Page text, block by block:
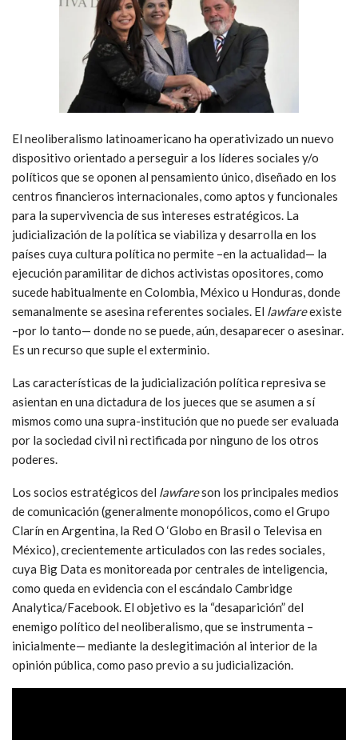
El neoliberalismo latinoamericano ha operativizado un nuevo
dispositivo orientado a perseguir a los líderes sociales y/o
políticos que se oponen al pensamiento único, diseñado en los
centros financieros internacionales, como aptos y funcionales
para la supervivencia de sus intereses estratégicos. La
judicialización de la política se viabiliza y desarrolla en los
países cuya cultura política no permite –en la actualidad— la
ejecución paramilitar de dichos activistas opositores, como
sucede habitualmente en Colombia, México u Honduras, donde
semanalmente se asesina referentes sociales. El lawfareexiste
–por lo tanto— donde no se puede, aún, desaparecer o asesinar.
Es un recurso que suple el exterminio.
Las características de la judicialización política represiva se
asientan en una dictadura de los jueces que se asumen a sí
mismos como una supra-institución que no puede ser evaluada
por la sociedad civil ni rectificada por ninguno de los otros
poderes.
Los socios estratégicos del lawfareson los principales medios
de comunicación (generalmente monopólicos, como el Grupo
Clarín en Argentina, la Red O ‘Globo en Brasil o Televisa en
México), crecientemente articulados con las redes sociales,
cuya Big Data es monitoreada por centrales de inteligencia,
como queda en evidencia con el escándalo Cambridge
Analytica/Facebook. El objetivo es la “desaparición” del
enemigo político del neoliberalismo, que se instrumenta –
inicialmente— mediante la deslegitimación al interior de la
opinión pública, como paso previo a su judicialización.